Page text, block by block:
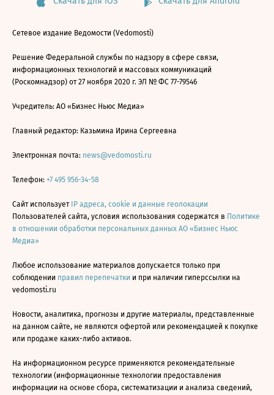
Сетевое издание Ведомости (Vedomosti)
Решение Федеральной службы по надзору в сфере связи,
информационных технологий и массовых коммуникаций
(Роскомнадзор) от 27 ноября 2020 г. ЭЛ № ФС 77-79546
Учредитель: АО «Бизнес Ньюс Медиа»
Главный редактор: Казьмина Ирина Сергеевна
Электронная почта: news@vedomosti.ru
Телефон: +7 495 956-34-58
Сайт использует IP адреса, cookie и данные геолокации
Пользователей сайта, условия использования содержатся в Политике
в отношении обработки персональных данных АО «Бизнес Ньюс
Медиа»
Любое использование материалов допускается только при
соблюдении правил перепечатки и при наличии гиперссылки на
vedomosti.ru
Новости, аналитика, прогнозы и другие материалы, представленные
на данном сайте, не являются офертой или рекомендацией к покупке
или продаже каких-либо активов.
На информационном ресурсе применяются рекомендательные
технологии (информационные технологии предоставления
информации на основе сбора, систематизации и анализа сведений,